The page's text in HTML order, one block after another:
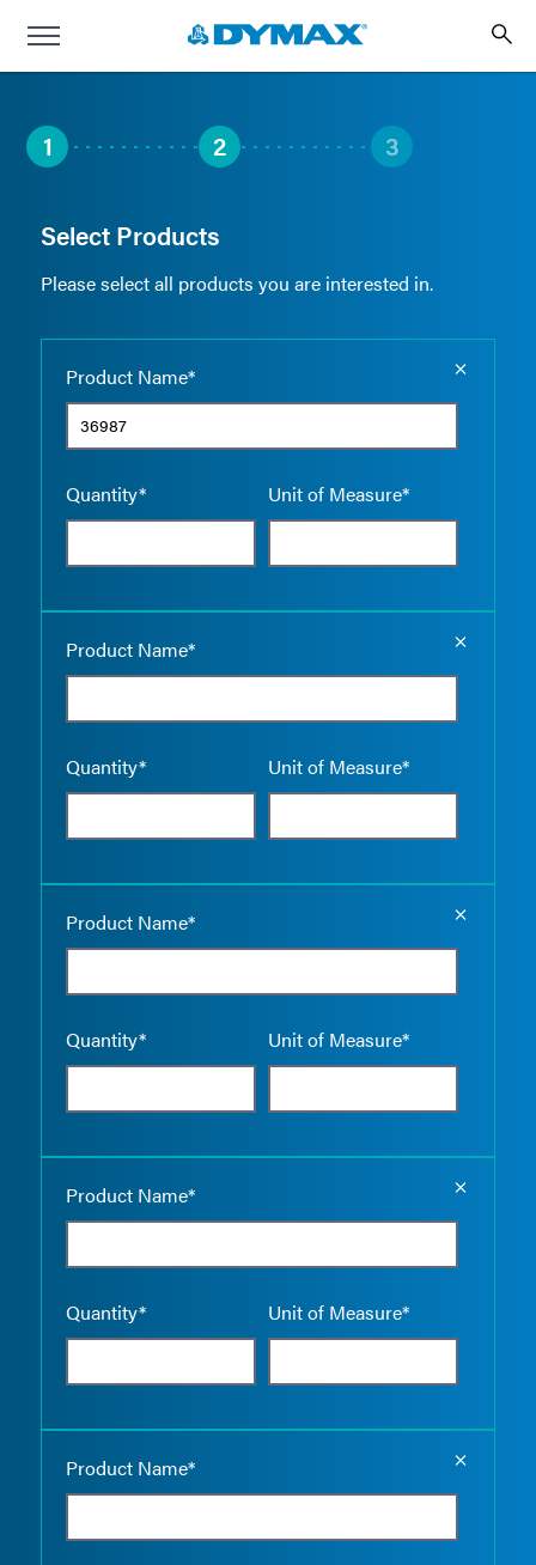
1 2 3
Select Products
Please select all products you are interested in.
Product Name*
Quantity* Unit of Measure*
Product Name*
Quantity* Unit of Measure*
Product Name*
Quantity* Unit of Measure*
Product Name*
Quantity* Unit of Measure*
Product Name*